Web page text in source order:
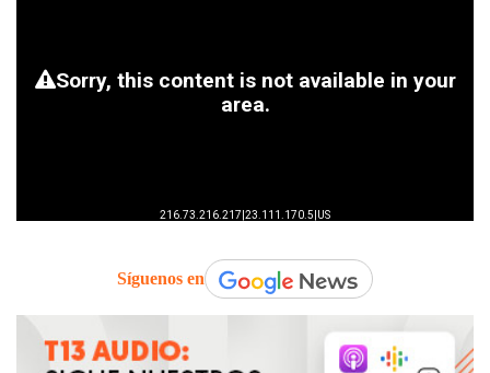
Síguenos en